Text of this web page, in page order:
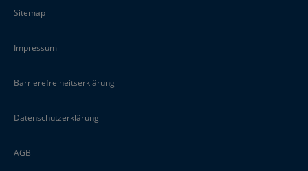
Sitemap
Impressum
Barrierefreiheitserklärung
Datenschutzerklärung
AGB